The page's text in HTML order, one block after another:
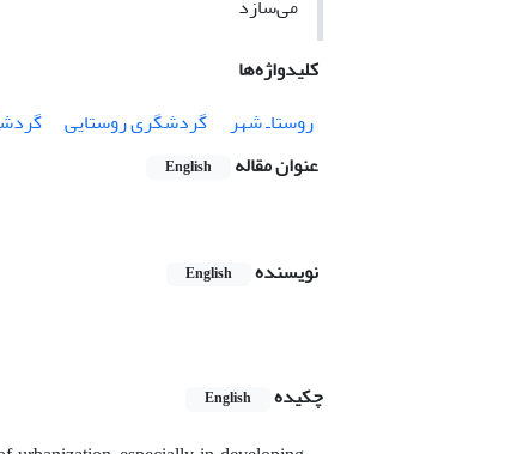
می‌سازد
کلیدواژه‌ها
روستاـ شهر
گردشگری روستایی
عنوان مقاله
English
نویسنده English
چکیده
English